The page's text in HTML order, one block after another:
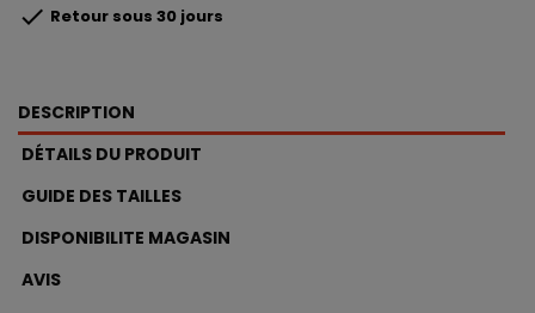
 Retour sous 30 jours
DESCRIPTION
DÉTAILS DU PRODUIT
GUIDE DES TAILLES
DISPONIBILITE MAGASIN
AVIS